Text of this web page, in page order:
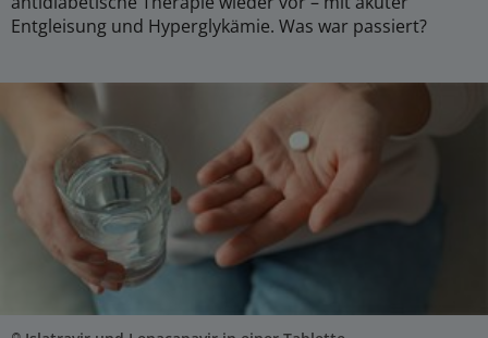
Entgleisung und Hyperglykämie. Was war passiert?